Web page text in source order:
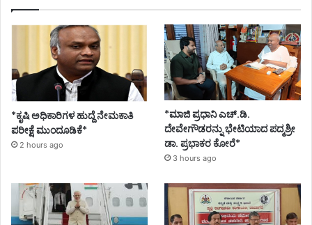
*ಕೃಷಿ ಅಧಿಕಾರಿಗಳ ಹುದ್ದೆ ನೇಮಕಾತಿ
ಪರೀಕ್ಷೆ ಮುಂದೂಡಿಕೆ*
2 hours ago
*ಮಾಜಿ ಪ್ರಧಾನಿ ಎಚ್.ಡಿ.
ದೇವೇಗೌಡರನ್ನು ಭೇಟಿಯಾದ ಪದ್ಮಶ್ರೀ
ಡಾ. ಪ್ರಭಾಕರ ಕೋರೆ*
3 hours ago